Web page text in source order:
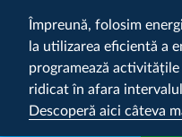
Împreună, folosim
la utilizarea eficientă a
programează
ridicat în afara
Descoperă aici câteva